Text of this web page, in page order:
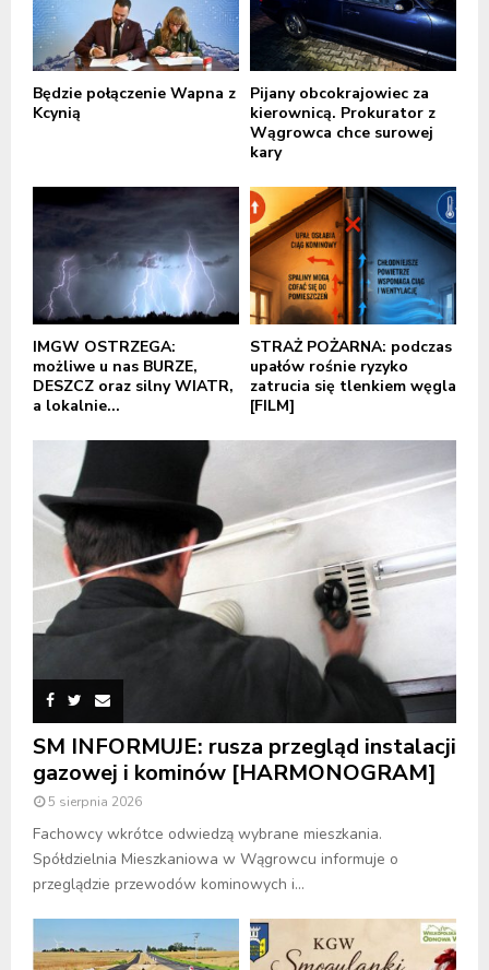
Będzie połączenie Wapna z
Kcynią
Pijany obcokrajowiec za
kierownicą. Prokurator z
Wągrowca chce surowej
kary
IMGW OSTRZEGA:
możliwe u nas BURZE,
DESZCZ oraz silny WIATR,
a lokalnie...
STRAŻ POŻARNA: podczas
upałów rośnie ryzyko
zatrucia się tlenkiem węgla
[FILM]
SM INFORMUJE: rusza przegląd instalacji
gazowej i kominów [HARMONOGRAM]
5 sierpnia 2026
Fachowcy wkrótce odwiedzą wybrane mieszkania.
Spółdzielnia Mieszkaniowa w Wągrowcu informuje o
przeglądzie przewodów kominowych i...